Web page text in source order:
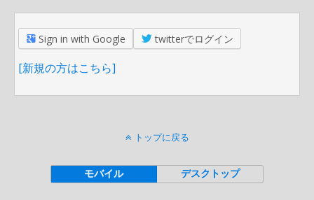
Sign in with Google twitterでログイン
[新規の方はこちら]
トップに戻る
モバイル デスクトップ